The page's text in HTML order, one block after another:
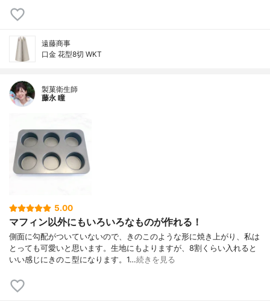
遠藤商事
口金 花型8切 WKT
製菓衛生師
藤永 瞳
5.00
マフィン以外にもいろいろなものが作れる！
側面に勾配がついていないので、きのこのような形に焼き上がり、私は
とっても可愛いと思います。生地にもよりますが、8割くらい入れると
いい感じにきのこ型になります。1…続きを見る